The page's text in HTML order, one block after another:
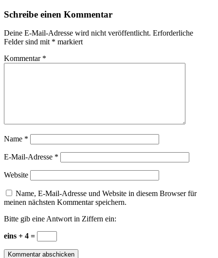
Schreibe einen Kommentar
Deine E-Mail-Adresse wird nicht veröffentlicht. Erforderliche
Felder sind mit * markiert
Kommentar *
Name *
E-Mail-Adresse *
Website
Name, E-Mail-Adresse und Website in diesem Browser für
meinen nächsten Kommentar speichern.
Bitte gib eine Antwort in Ziffern ein:
eins + 4 =